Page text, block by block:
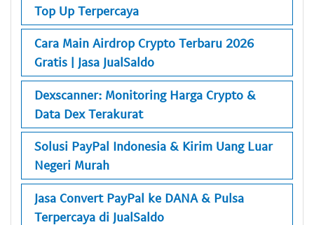
Top Up Terpercaya
Cara Main Airdrop Crypto Terbaru 2026
Gratis | Jasa JualSaldo
Dexscanner: Monitoring Harga Crypto &
Data Dex Terakurat
Solusi PayPal Indonesia & Kirim Uang Luar
Negeri Murah
Jasa Convert PayPal ke DANA & Pulsa
Terpercaya di JualSaldo